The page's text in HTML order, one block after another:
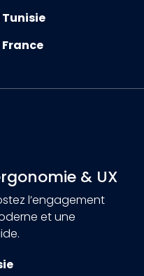
& UX
l’engagement
et une